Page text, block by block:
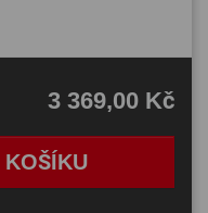
KOŠÍKU
3 369,00 Kč